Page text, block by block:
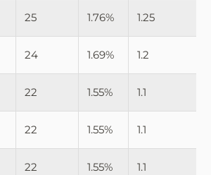
25 1.76% 1.25
24 1.69% 1.2
22 1.55% 1.1
22 1.55% 1.1
22 1.55% 1.1